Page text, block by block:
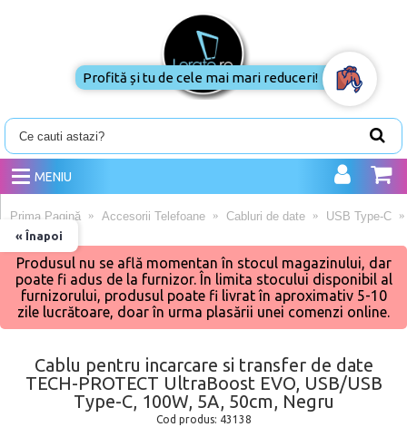
MENIU
« Înapoi
Prima Pagină Accesorii Telefoane Cabluri de date USB Type-C
Produsul nu se află momentan în stocul magazinului, dar
poate fi adus de la furnizor. În limita stocului disponibil al
furnizorului, produsul poate fi livrat în aproximativ 5-10
zile lucrătoare, doar în urma plasării unei comenzi online.
Cablu pentru incarcare si transfer de date
TECH-PROTECT UltraBoost EVO, USB/USB
Type-C, 100W, 5A, 50cm, Negru
Cod produs: 43138
Profită și tu de cele mai mari reduceri!